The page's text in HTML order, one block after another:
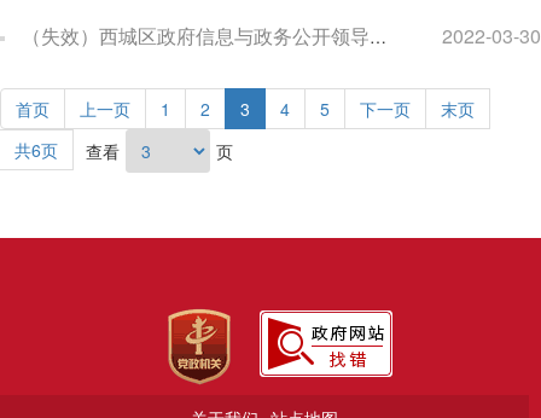
（失效）西城区政府信息与政务公开领导小组办公室 关于印发《西城区2022年政务公开 工作要点》的通知
2022-03-30
首页 上一页 1 2 3 4 5 下一页
末页
共6页
查看 页